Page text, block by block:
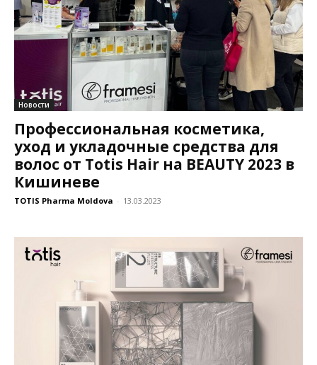
Новости
Профессиональная косметика,
уход и укладочные средства для
волос от Totis Hair на BEAUTY 2023 в
Кишиневе
TOTIS Pharma Moldova - 13.03.2023